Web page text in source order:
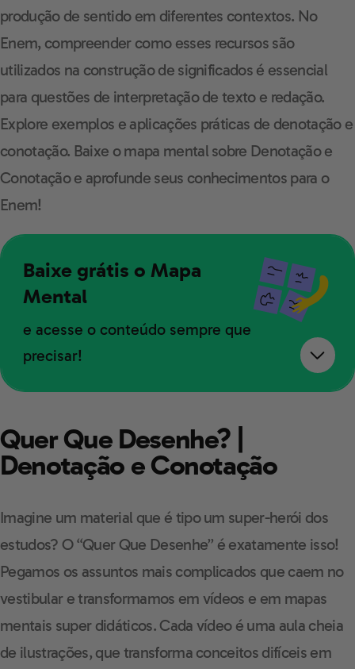
produção de sentido em diferentes contextos. No
Enem, compreender como esses recursos são
utilizados na construção de significados é essencial
para questões de interpretação de texto e redação.
Explore exemplos e aplicações práticas de denotação e
conotação. Baixe o mapa mental sobre Denotação e
Conotação e aprofunde seus conhecimentos para o
Enem!
Baixe grátis o Mapa
Mental
e acesse o conteúdo sempre que
precisar!
Quer Que Desenhe? |
Denotação e Conotação
Imagine um material que é tipo um super-herói dos
estudos? O “Quer Que Desenhe” é exatamente isso!
Pegamos os assuntos mais complicados que caem no
vestibular e transformamos em vídeos e em mapas
mentais super didáticos. Cada vídeo é uma aula cheia
de ilustrações, que transforma conceitos difíceis em